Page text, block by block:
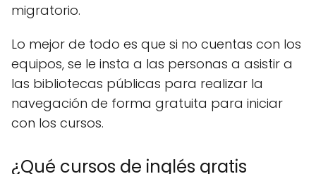
migratorio.
Lo mejor de todo es que si no cuentas con los
equipos, se le insta a las personas a asistir a
las bibliotecas públicas para realizar la
navegación de forma gratuita para iniciar
con los cursos.
¿Qué cursos de inglés gratis